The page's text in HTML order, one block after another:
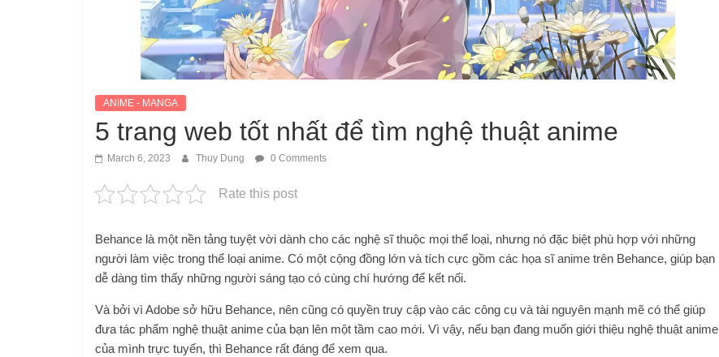
ANIME - MANGA
5 trang web tốt nhất để tìm nghệ thuật anime
March 6, 2023 Thuy Dung 0 Comments
Rate this post
Behance là một nền tảng tuyệt vời dành cho các nghệ sĩ thuộc mọi thể loại, nhưng nó đặc biệt phù hợp với những
người làm việc trong thể loại anime. Có một cộng đồng lớn và tích cực gồm các họa sĩ anime trên Behance, giúp bạn
dễ dàng tìm thấy những người sáng tạo có cùng chí hướng để kết nối.
Và bởi vì Adobe sở hữu Behance, nên cũng có quyền truy cập vào các công cụ và tài nguyên mạnh mẽ có thể giúp
đưa tác phẩm nghệ thuật anime của bạn lên một tầm cao mới. Vì vậy, nếu bạn đang muốn giới thiệu nghệ thuật anime
của mình trực tuyến, thì Behance rất đáng để xem qua.